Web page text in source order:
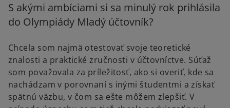
S akými ambíciami si sa minulý rok prihlásila
do Olympiády Mladý účtovník?
Chcela som najmä otestovať svoje teoretické
znalosti a praktické zručnosti v účtovníctve. Súťaž
som považovala za príležitosť, ako si overiť, kde sa
nachádzam v porovnaní s inými študentmi a získať
spätnú väzbu, v čom sa ešte môžem zlepšiť. V